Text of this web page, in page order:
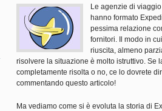
Le agenzie di
hanno formato
pessima relazione
fornitori. Il modo in
riuscita, almeno
risolvere la situazione è molto istruttivo. Se
completamente risolta o no, ce lo dovrete
commentando questo articolo!
Ma vediamo come si è evoluta la storia di